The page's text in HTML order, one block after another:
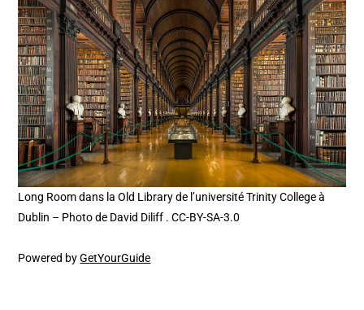
Long Room dans la Old Library de l’université Trinity College à
Dublin – Photo de David Diliff . CC-BY-SA-3.0
Powered byGetYourGuide